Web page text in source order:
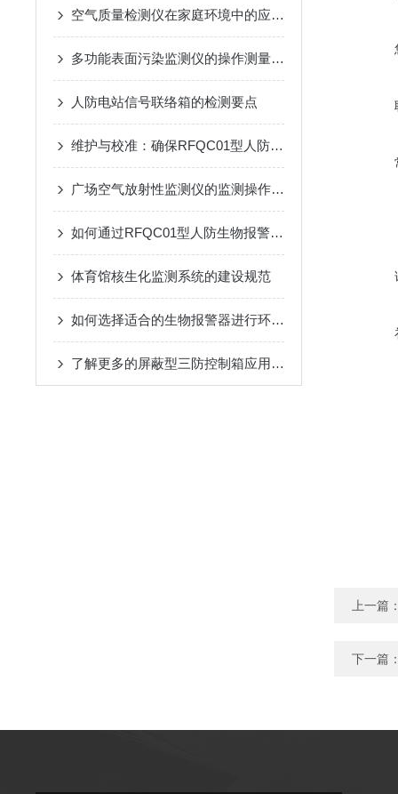
空气质量检测仪在家庭环境中的应用与选购技巧
多功能表面污染监测仪的操作测量方法
人防电站信号联络箱的检测要点
维护与校准：确保RFQC01型人防生物报警器长期有效
广场空气放射性监测仪的监测操作方法
如何通过RFQC01型人防生物报警器提高应急防护能力？
体育馆核生化监测系统的建设规范
如何选择适合的生物报警器进行环境监测？
了解更多的屏蔽型三防控制箱应用优势
上一篇
下一篇